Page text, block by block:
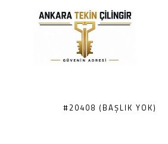
#20408 (BAŞLIK YOK)